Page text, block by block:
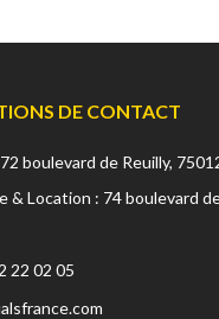
DE CONTACT
boulevard de Reuilly,
& Location : 74 boulevard
22 02 05